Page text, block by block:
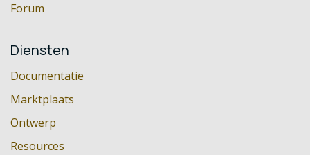
Forum
Diensten
Documentatie
Marktplaats
Ontwerp
Resources